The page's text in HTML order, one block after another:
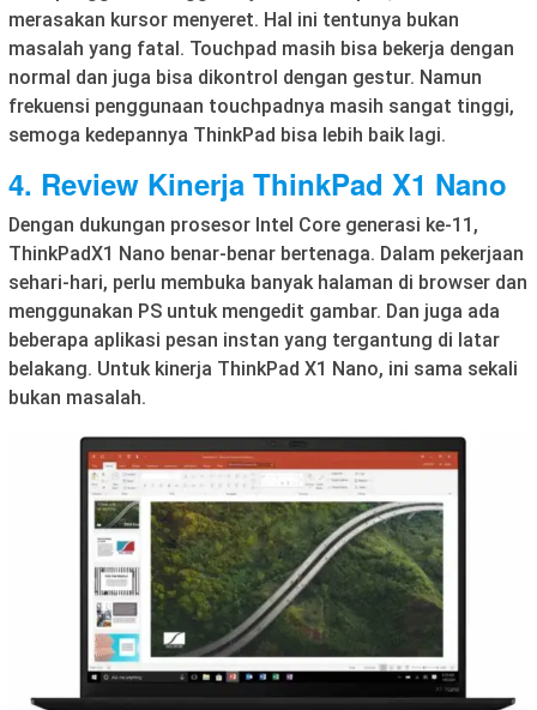
merasakan kursor menyeret. Hal ini tentunya bukan
masalah yang fatal. Touchpad masih bisa bekerja dengan
normal dan juga bisa dikontrol dengan gestur. Namun
frekuensi penggunaan touchpadnya masih sangat tinggi,
semoga kedepannya ThinkPad bisa lebih baik lagi.
4. Review Kinerja ThinkPad X1 Nano
Dengan dukungan prosesor Intel Core generasi ke-11,
ThinkPadX1 Nano benar-benar bertenaga. Dalam pekerjaan
sehari-hari, perlu membuka banyak halaman di browser dan
menggunakan PS untuk mengedit gambar. Dan juga ada
beberapa aplikasi pesan instan yang tergantung di latar
belakang. Untuk kinerja ThinkPad X1 Nano, ini sama sekali
bukan masalah.